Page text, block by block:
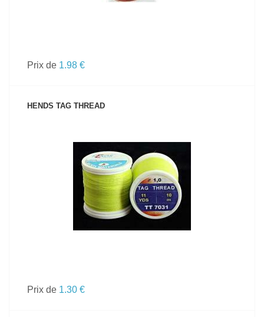
Prix de 1.98 €
HENDS TAG THREAD
VOIR LE PRODUIT
Prix de 1.30 €